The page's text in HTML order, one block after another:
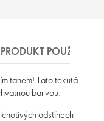
POUŽÍVAT
tahem! Tato tekutá
barvou.
odstínech